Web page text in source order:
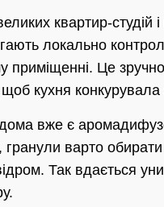
квартир-студій
локально
приміщенні. Це
кухня
вже є
гранули варто
Так вдається